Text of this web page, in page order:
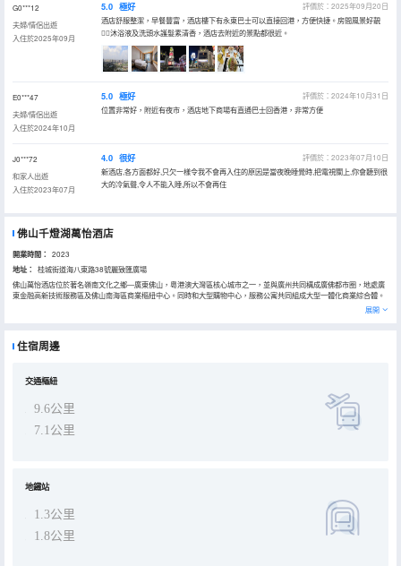
G0***12
夫婦/情侶出遊
入住於2025年09月
5.0 極好
評價於：2025年09月20日
酒店舒服整潔，早餐豐富，酒店樓下有永東巴士可以直接回港，方便快捷。房間風景好靚
👍🏻沐浴液及洗頭水護髮素清香，酒店去附近的景點都很近。
E0***47
夫婦/情侶出遊
入住於2024年10月
5.0 極好
評價於：2024年10月31日
位置非常好，附近有夜市，酒店地下商場有直通巴士回香港，非常方便
J0***72
和家人出遊
入住於2023年07月
4.0 很好
評價於：2023年07月10日
新酒店,各方面都好,只欠一樣令我不會再入住的原因是當夜晚睡覺時,把電視關上,你會聽到很
大的冷氣聲,令人不能入睡,所以不會再住
佛山千燈湖萬怡酒店
開業時間： 2023
地址：
桂城街道海八東路38號麗致匯廣場
佛山萬怡酒店位於著名嶺南文化之鄉—廣東佛山，粵港澳大灣區核心城市之一，並與廣州共同構成廣佛都市圈，地處廣
東金融高新技術服務區及佛山南海區商業樞紐中心。同時和大型購物中心，服務公寓共同組成大型一體化商業綜合體。
酒店擁有各類客房，盡覽佛山必打卡公園之一的千燈湖中央公園景色，2間餐廳與酒廊，盡情體驗商務聚會和休閒度假
展開
住宿周邊
交通樞紐
9.6公里
7.1公里
地鐵站
1.3公里
1.8公里